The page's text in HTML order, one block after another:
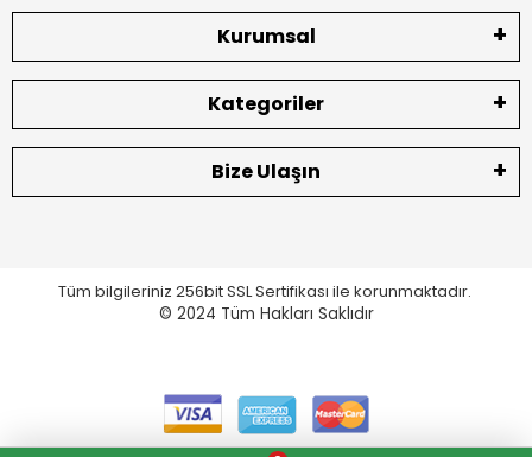
Kurumsal
Kategoriler
Bize Ulaşın
Tüm bilgileriniz 256bit SSL Sertifikası ile korunmaktadır.
© 2024 Tüm Hakları Saklıdır